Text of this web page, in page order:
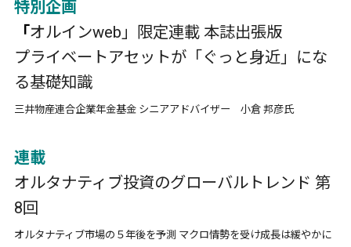
特別企画
「オルインweb」限定連載 本誌出張版
プライベートアセットが「ぐっと身近」にな
る基礎知識
三井物産連合企業年金基金 シニアアドバイザー 小倉 邦彦氏
連載
オルタナティブ投資のグローバルトレンド 第
8回
オルタナティブ市場の５年後を予測 マクロ情勢を受け成長は緩やかに